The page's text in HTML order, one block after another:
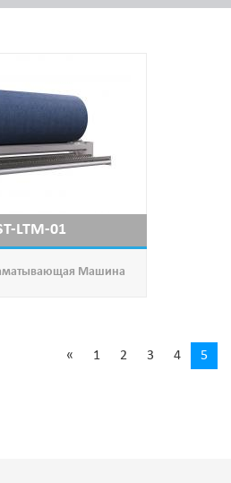
LTM-01
Машина
« 1 2 3 4 5